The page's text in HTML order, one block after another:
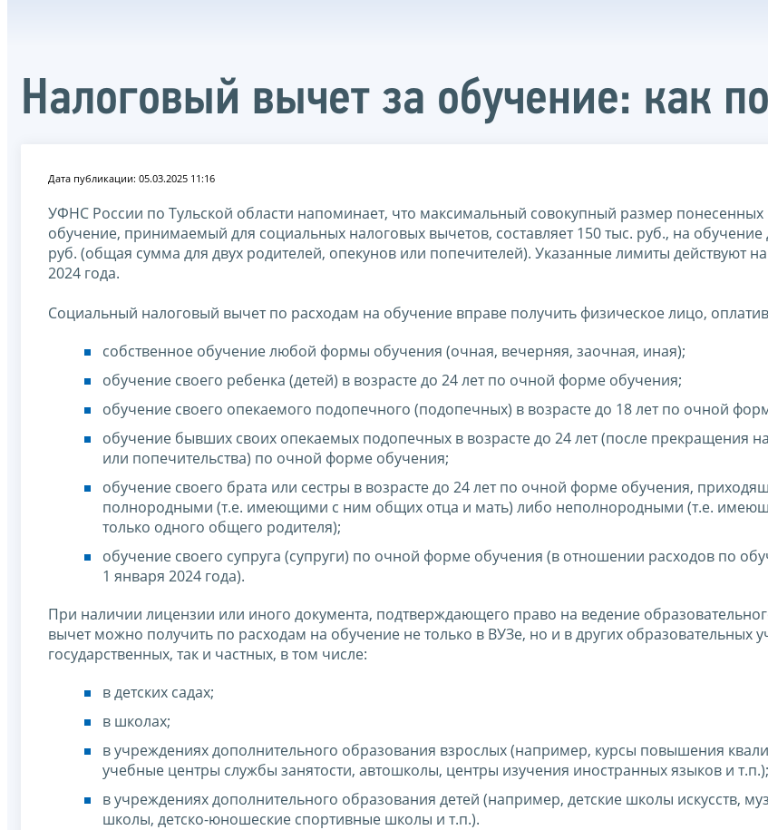
Налоговый вычет за обучение: как
Дата публикации: 05.03.2025 11:16
УФНС России по Тульской области напоминает, что максимальный совокупный размер понесенных
обучение, принимаемый для социальных налоговых вычетов, составляет 150 тыс. руб., на обучение
руб. (общая сумма для двух родителей, опекунов или попечителей). Указанные лимиты действуют
2024 года.
Социальный налоговый вычет по расходам на обучение вправе получить физическое лицо,
собственное обучение любой формы обучения (очная, вечерняя, заочная, иная);
обучение своего ребенка (детей) в возрасте до 24 лет по очной форме обучения;
обучение своего опекаемого подопечного (подопечных) в возрасте до 18 лет по очной
обучение бывших своих опекаемых подопечных в возрасте до 24 лет (после прекращения
или попечительства) по очной форме обучения;
обучение своего брата или сестры в возрасте до 24 лет по очной форме обучения,
полнородными (т.е. имеющими с ним общих отца и мать) либо неполнородными (т.е.
только одного общего родителя);
обучение своего супруга (супруги) по очной форме обучения (в отношении расходов по
1 января 2024 года).
При наличии лицензии или иного документа, подтверждающего право на ведение
вычет можно получить по расходам на обучение не только в ВУЗе, но и в других образовательных
государственных, так и частных, в том числе:
в детских садах;
в школах;
в учреждениях дополнительного образования взрослых (например, курсы повышения
учебные центры службы занятости, автошколы, центры изучения иностранных языков и т.п.);
в учреждениях дополнительного образования детей (например, детские школы искусств,
школы, детско-юношеские спортивные школы и т.п.).